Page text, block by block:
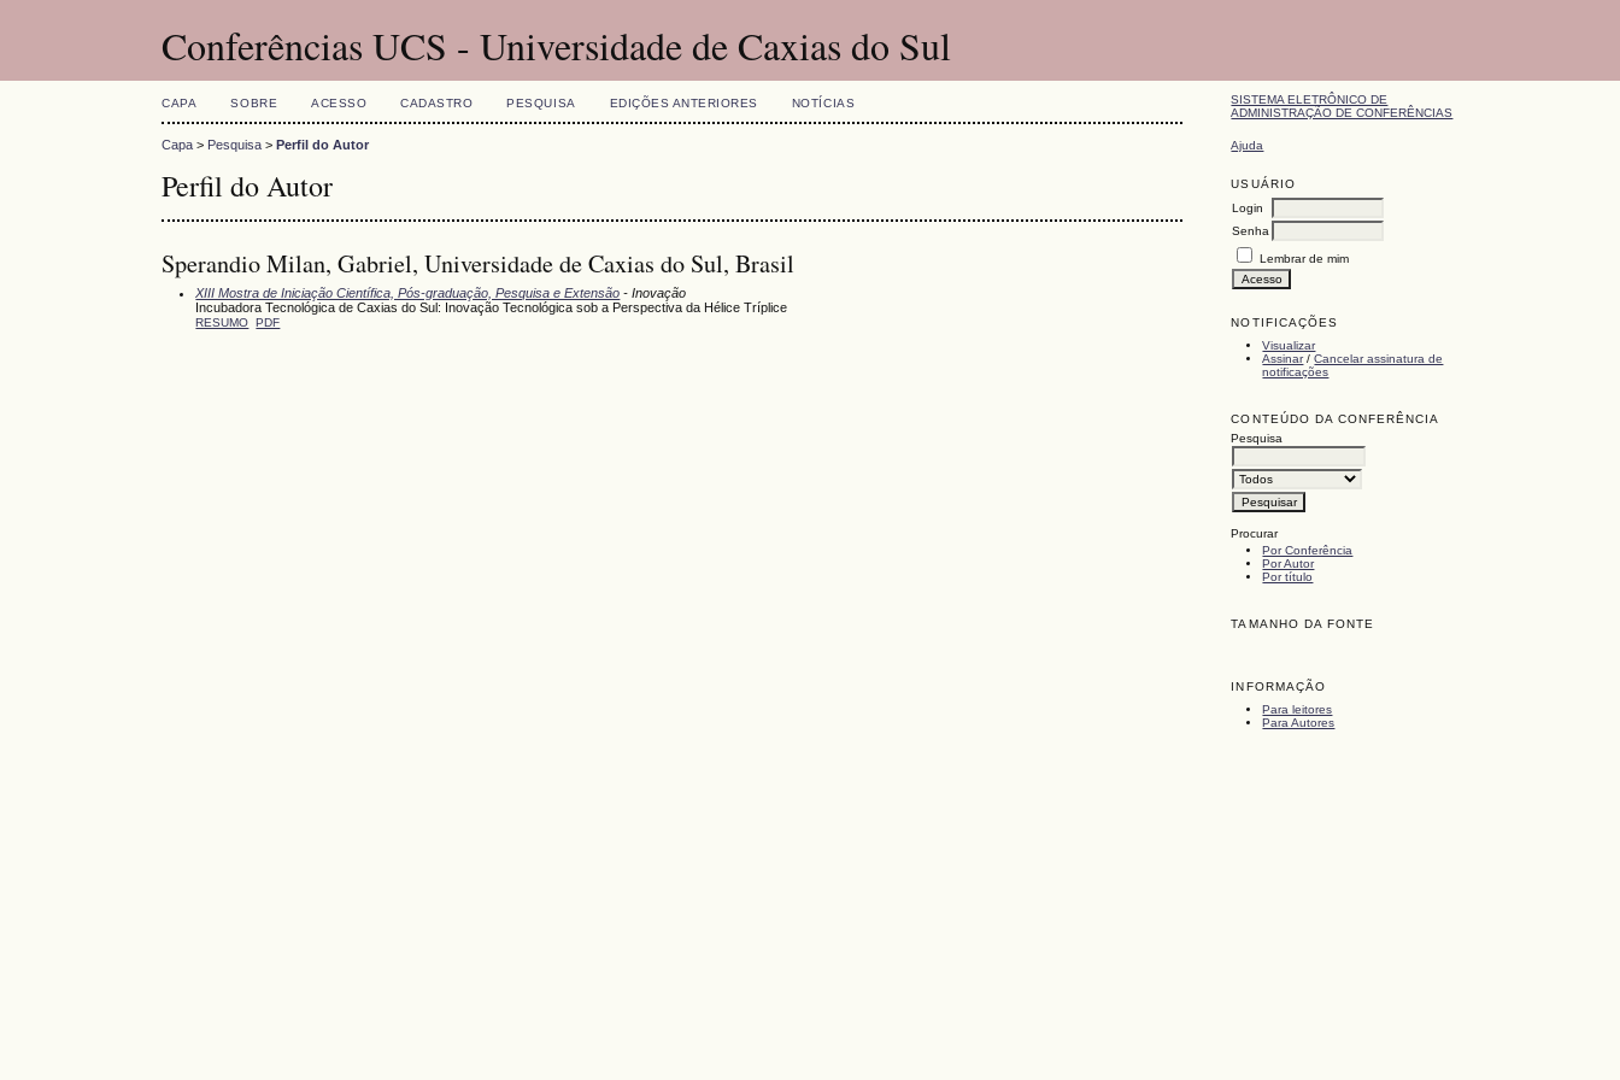
Conferências UCS - Universidade de Caxias do Sul
SISTEMA ELETRÔNICO DE
ADMINISTRAÇÃO DE CONFERÊNCIAS
Ajuda
USUÁRIO
Login
Senha
Lembrar de mim
NOTIFICAÇÕES
Visualizar
Assinar/Cancelar assinatura de
notificações
CONTEÚDO DA CONFERÊNCIA
Pesquisa
Procurar
Por Conferência
Por Autor
Por título
TAMANHO DA FONTE
INFORMAÇÃO
Para leitores
Para Autores
CAPA SOBRE ACESSO CADASTRO PESQUISA EDIÇÕES ANTERIORES NOTÍCIAS
Capa > Pesquisa >Perfil do Autor
Perfil do Autor
Sperandio Milan, Gabriel, Universidade de Caxias do Sul, Brasil
XIII Mostra de Iniciação Científica, Pós-graduação, Pesquisa e Extensão - Inovação
Incubadora Tecnológica de Caxias do Sul: Inovação Tecnológica sob a Perspectiva da Hélice Tríplice
RESUMO PDF